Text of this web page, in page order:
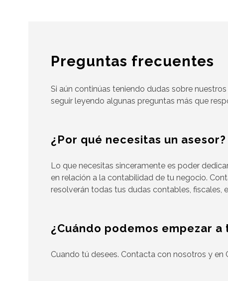
Preguntas frecuentes
Si aún continúas teniendo dudas sobre
seguir leyendo algunas preguntas más que
¿Por qué necesitas un asesor?
Lo que necesitas sinceramente es poder
en relación a la contabilidad de tu negocio.
resolverán todas tus dudas contables, fiscales,
¿Cuándo podemos empezar a
Cuando tú desees. Contacta con nosotros y